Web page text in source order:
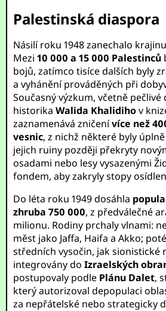
Palestinská diaspora
Násilí roku 1948 zanechalo
Mezi10 000 a 15 000 Palestinců
bojů, zatímco tisíce dalších byly
a vyhánění prováděných při
Současný výzkum, včetně
historikaWalida Khalidihov
zaznamenává zničenívíce než
vesnic, z nichž některé byly
jejich ruiny později překryty
osadami nebo lesy vysazenými
fondem, aby zakryly stopy
Do léta roku 1949 dosáhla
zhruba 750 000, z předválečné
milionu. Rodiny prchaly vlnami:
měst jako Jaffa, Haifa a Akko;
středních vysočin, jak sionistické
integrovány doIzraelských
postupovaly podle Plánu Dalet,
který autorizoval depopulaci
za nepřátelské nebo strategicky